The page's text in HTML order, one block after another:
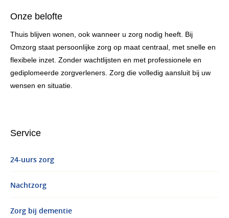
Onze belofte
Thuis blijven wonen, ook wanneer u zorg nodig heeft. Bij
Omzorg staat persoonlijke zorg op maat centraal, met snelle en
flexibele inzet. Zonder wachtlijsten en met professionele en
gediplomeerde zorgverleners. Zorg die volledig aansluit bij uw
wensen en situatie.
Service
24-uurs zorg
Nachtzorg
Zorg bij dementie